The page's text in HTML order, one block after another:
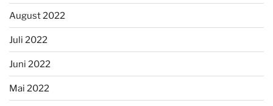
August 2022
Juli 2022
Juni 2022
Mai 2022